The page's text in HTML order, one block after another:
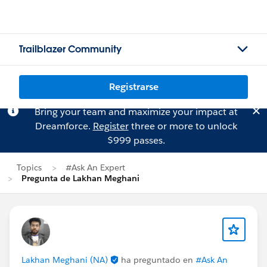
Trailblazer Community
Registrarse
Bring your team and maximize your impact at
Dreamforce. Registerthree or more to unlock
$999 passes.
Topics
#Ask An Expert
Pregunta de Lakhan Meghani
Lakhan Meghani (NA) ha preguntado en #Ask An